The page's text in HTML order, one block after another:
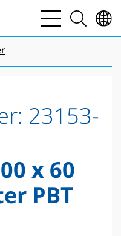
bars
light
search
light
23153-
x 60
PBT